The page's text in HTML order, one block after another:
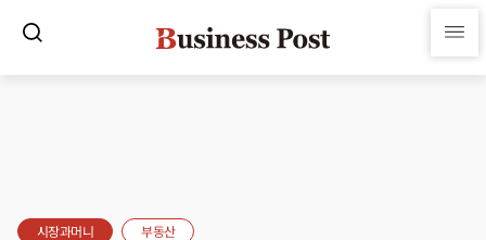
시장과머니 부동산